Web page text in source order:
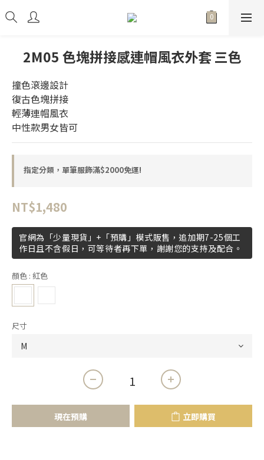
2M05 色塊拼接感連帽風衣外套 三色
撞色滾邊設計
復古色塊拼接
輕薄連帽風衣
中性款男女皆可
指定分類，單筆服飾滿$2000免運!
NT$1,480
官網為「少量現貨」+「預購」模式販售，追加期7-25個工
作日且不含假日，可等待者再下單，謝謝您的支持及配合。
顏色 : 紅色
尺寸
現在預購 立即購買